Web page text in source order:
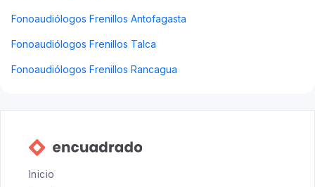
Fonoaudiólogos Frenillos Antofagasta
Fonoaudiólogos Frenillos Talca
Fonoaudiólogos Frenillos Rancagua
Inicio